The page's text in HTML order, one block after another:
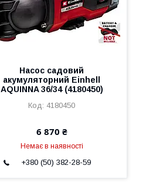
Насос садовий
акумуляторний Einhell
AQUINNA 36/34 (4180450)
4180450
6 870 ₴
Немає в наявності
+380 (50) 382-28-59